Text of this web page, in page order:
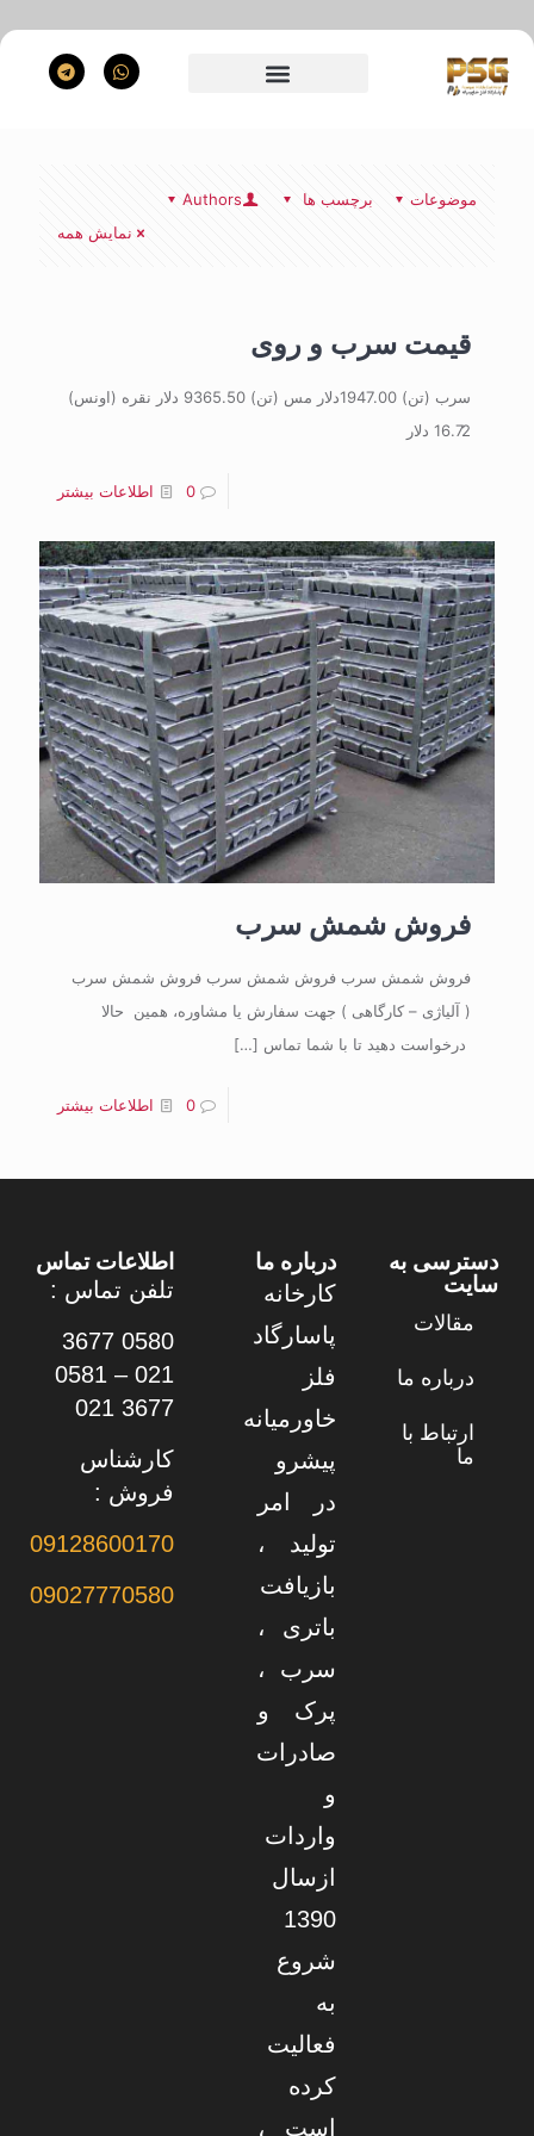
موضوعات برچسب ها
Authors
نمایش همه
قیمت سرب و روی
سرب (تن) 1947.00دلار مس (تن) 9365.50 دلار نقره (اونس)
16.72 دلار
0 اطلاعات بیشتر
فروش شمش سرب
فروش شمش سرب فروش شمش سرب فروش شمش سرب
( آلیاژی – کارگاهی ) جهت سفارش یا مشاوره، همین حالا
درخواست دهید تا با شما تماس […]
0 اطلاعات بیشتر
دسترسی به
سایت
مقالات
درباره ما
ارتباط با
ما
درباره ما
کارخانه
پاسارگاد
فلز
خاورمیانه
پیشرو
در امر
تولید ،
بازیافت
باتری ،
سرب ،
پرک و
صادرات
و
واردات
ازسال
1390
شروع
به
فعالیت
کرده
است ،
اطلاعات تماس
تلفن تماس :
0580 3677
021 – 0581
3677 021
کارشناس
فروش :
09128600170
09027770580